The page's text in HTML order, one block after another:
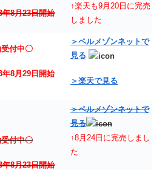
年8月23日開始
↑楽天も9月20日に完売
しました
付中〇
年8月29日開始
＞ベルメゾンネットで
見る
＞楽天で見る
付中〇
年8月23日開始
＞ベルメゾンネットで
見る
↑8月24日に完売しまし
た